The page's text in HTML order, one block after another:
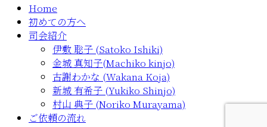
Home
初めての方へ
司会紹介
伊敷 聡子 (Satoko Ishiki)
金城 真知子(Machiko kinjo)
古謝わかな (Wakana Koja)
新城 有希子 (Yukiko Shinjo)
村山 典子 (Noriko Murayama)
ご依頼の流れ